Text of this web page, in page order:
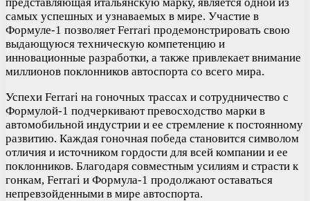
самых успешных и узнаваемых в мире. Участие в
Формуле-1 позволяет Ferrari продемонстрировать свою
выдающуюся техническую компетенцию и
инновационные разработки, а также привлекает внимание
миллионов поклонников автоспорта со всего мира.
Успехи Ferrari на гоночных трассах и сотрудничество с
Формулой-1 подчеркивают превосходство марки в
автомобильной индустрии и ее стремление к постоянному
развитию. Каждая гоночная победа становится символом
отличия и источником гордости для всей компании и ее
поклонников. Благодаря совместным усилиям и страсти к
гонкам, Ferrari и Формула-1 продолжают оставаться
непревзойденными в мире автоспорта.